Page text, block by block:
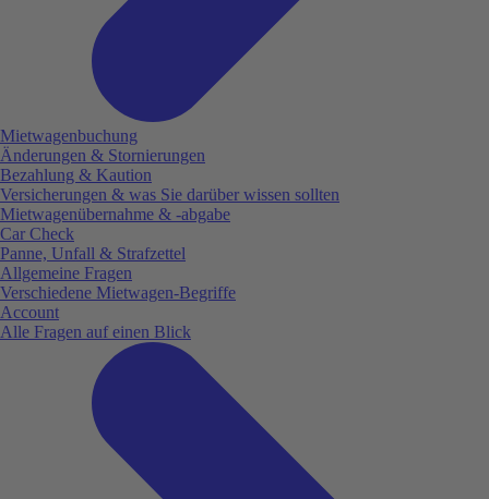
Mietwagenbuchung
Änderungen & Stornierungen
Bezahlung & Kaution
Versicherungen & was Sie darüber wissen sollten
Mietwagenübernahme & -abgabe
Car Check
Panne, Unfall & Strafzettel
Allgemeine Fragen
Verschiedene Mietwagen-Begriffe
Account
Alle Fragen auf einen Blick